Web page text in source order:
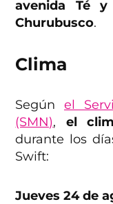
avenida Té
Churubusco.
Clima
Según el
(SMN), el
durante los
Swift:
Jueves 24 de